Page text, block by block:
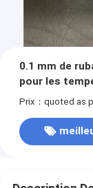
0.1 mm de
pour les
d'aramide
Prix：quoted as